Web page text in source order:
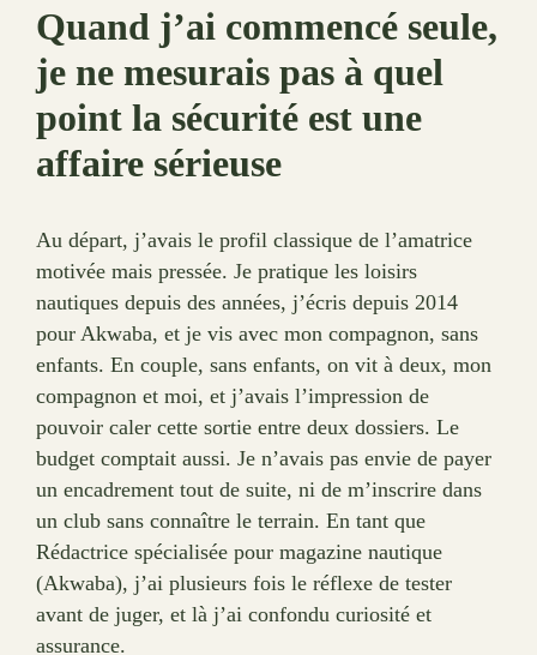
Quand j’ai commencé seule,
je ne mesurais pas à quel
point la sécurité est une
affaire sérieuse
Au départ, j’avais le profil classique de l’amatrice
motivée mais pressée. Je pratique les loisirs
nautiques depuis des années, j’écris depuis 2014
pour Akwaba, et je vis avec mon compagnon, sans
enfants. En couple, sans enfants, on vit à deux, mon
compagnon et moi, et j’avais l’impression de
pouvoir caler cette sortie entre deux dossiers. Le
budget comptait aussi. Je n’avais pas envie de payer
un encadrement tout de suite, ni de m’inscrire dans
un club sans connaître le terrain. En tant que
Rédactrice spécialisée pour magazine nautique
(Akwaba), j’ai plusieurs fois le réflexe de tester
avant de juger, et là j’ai confondu curiosité et
assurance.